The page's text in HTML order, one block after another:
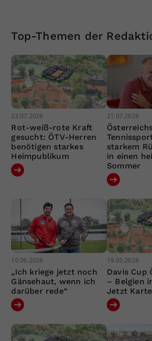
Top-Themen der
22.07.2026
Rot-weiß-rote Kraft
gesucht: ÖTV-Herren
benötigen starkes
Heimpublikum
21.07.2026
starkem
in einen
Sommer
10.06.2026
„Ich kriege jetzt noch
Gänsehaut, wenn ich
darüber rede“
19.05.2026
Davis Cup
– Belgien
Jetzt